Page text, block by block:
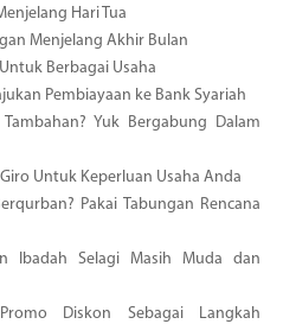
Hari Tua
Menjelang Akhir Bulan
Berbagai Usaha
Pembiayaan ke Bank Syariah
Yuk Bergabung Dalam
Untuk Keperluan Usaha Anda
Pakai Tabungan Rencana
Ibadah Selagi Masih Muda dan
Diskon Sebagai Langkah